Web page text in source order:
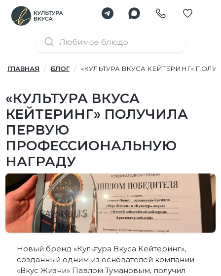
ГЛАВНАЯ БЛОГ «КУЛЬТУРА ВКУСА КЕЙТЕРИНГ»
«КУЛЬТУРА ВКУСА
КЕЙТЕРИНГ» ПОЛУЧИЛА
ПЕРВУЮ
ПРОФЕССИОНАЛЬНУЮ
НАГРАДУ
Новый бренд «Культура Вкуса Кейтеринг»,
созданный одним из основателей компании
«Вкус Жизни» Павлом Тумановым, получил